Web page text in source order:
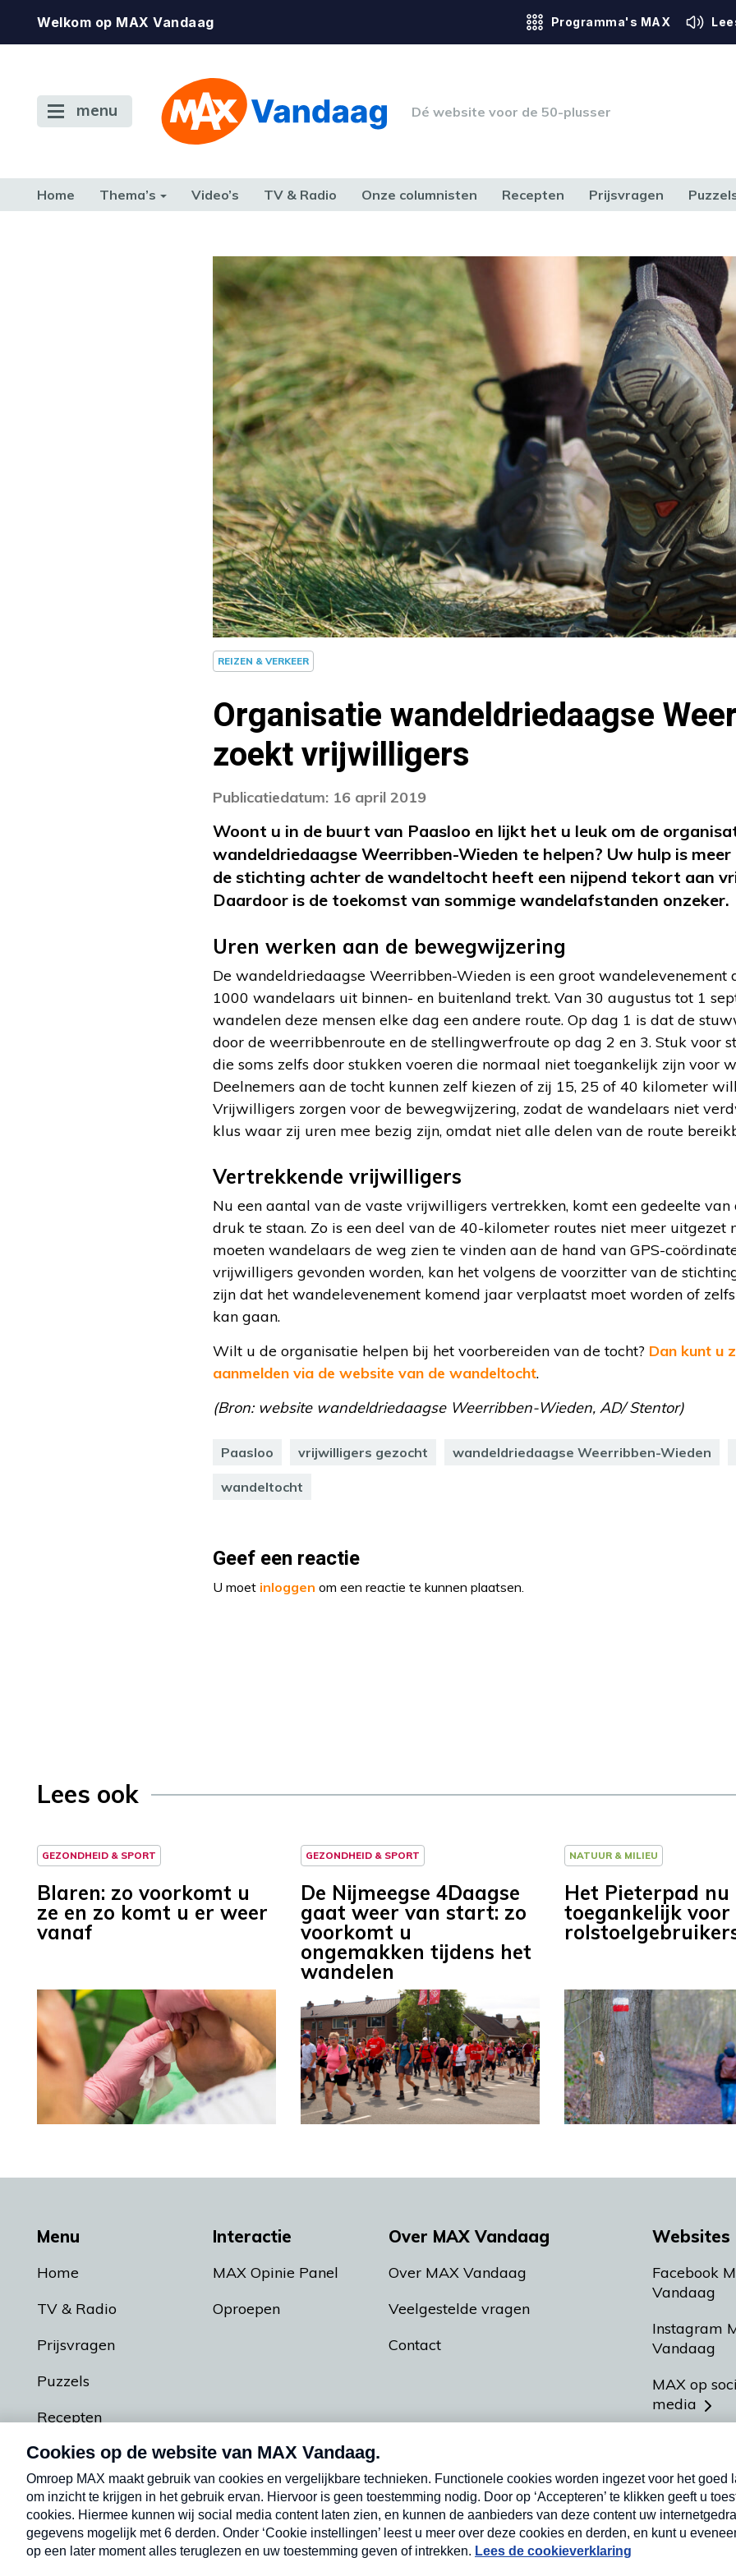
Welkom op MAX Vandaag Programma's MAX
menu Dé website voor de 50-plusser
Home Thema’s Video’s TV & Radio Onze columnisten Recepten Prijsvragen
REIZEN & VERKEER
Organisatie wandeldriedaagse
zoekt vrijwilligers
Publicatiedatum: 16 april 2019
Woont u in de buurt van Paasloo en lijkt het u leuk om de
wandeldriedaagse Weerribben-Wieden te helpen? Uw hulp is
de stichting achter de wandeltocht heeft een nijpend tekort aan
Daardoor is de toekomst van sommige wandelafstanden onzeker.
Uren werken aan de bewegwijzering
De wandeldriedaagse Weerribben-Wieden is een groot wandelevenement
1000 wandelaars uit binnen- en buitenland trekt. Van 30 augustus tot 1
wandelen deze mensen elke dag een andere route. Op dag 1 is dat de
door de weerribbenroute en de stellingwerfroute op dag 2 en 3. Stuk voor
die soms zelfs door stukken voeren die normaal niet toegankelijk zijn voor
Deelnemers aan de tocht kunnen zelf kiezen of zij 15, 25 of 40 kilometer
Vrijwilligers zorgen voor de bewegwijzering, zodat de wandelaars niet
klus waar zij uren mee bezig zijn, omdat niet alle delen van de route
Vertrekkende vrijwilligers
Nu een aantal van de vaste vrijwilligers vertrekken, komt een gedeelte van
druk te staan. Zo is een deel van de 40-kilometer routes niet meer uitgezet
moeten wandelaars de weg zien te vinden aan de hand van GPS-
vrijwilligers gevonden worden, kan het volgens de voorzitter van de
zijn dat het wandelevenement komend jaar verplaatst moet worden of
kan gaan.
Wilt u de organisatie helpen bij het voorbereiden van de tocht? Dan kunt u
aanmelden via de website van de wandeltocht.
(Bron: website wandeldriedaagse Weerribben-Wieden, AD/ Stentor)
Paasloo vrijwilligers gezocht wandeldriedaagse Weerribben-Wieden
wandeltocht
Geef een reactie
U moet inloggen om een reactie te kunnen plaatsen.
Lees ook
GEZONDHEID & SPORT
Blaren: zo voorkomt u
ze en zo komt u er weer
vanaf
GEZONDHEID & SPORT
De Nijmeegse 4Daagse
gaat weer van start: zo
voorkomt u
ongemakken tijdens het
wandelen
NATUUR & MILIEU
Het Pieterpad nu
toegankelijk voor
Menu
Home
TV & Radio
Prijsvragen
Puzzels
Recepten
Podcasts
Interactie
MAX Opinie Panel
Oproepen
Over MAX Vandaag
Over MAX Vandaag
Veelgestelde vragen
Contact
Websites
Facebook
Vandaag
Instagram
Vandaag
MAX op
media
Meldpunt
Heel